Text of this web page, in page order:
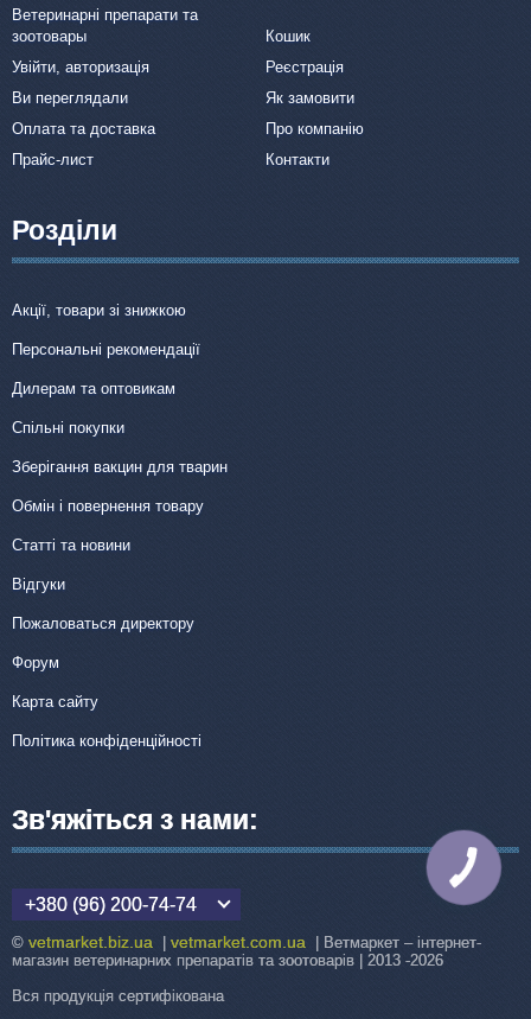
Ветеринарні препарати та
зоотовары
Кошик
Увійти, авторизація
Реєстрація
Ви переглядали
Як замовити
Оплата та доставка
Про компанію
Прайс-лист
Контакти
Розділи
Акції, товари зі знижкою
Персональні рекомендації
Дилерам та оптовикам
Спільні покупки
Зберігання вакцин для тварин
Обмін і повернення товару
Статті та новини
Відгуки
Пожаловаться директору
Форум
Карта сайту
Політика конфіденційності
Зв'яжіться з нами:
+380 (96) 200-74-74
© vetmarket.biz.ua vetmarket.com.ua | Ветмаркет – інтернет-
магазин ветеринарних препаратів та зоотоварів | 2013 -2026
Вся продукція сертифікована
КНОПКА
ЗВ'ЯЗКУ